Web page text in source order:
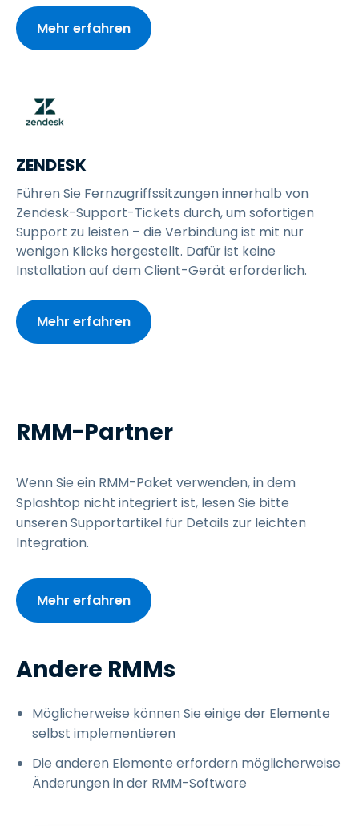
Mehr erfahren
ZENDESK
Führen Sie Fernzugriffssitzungen innerhalb von
Zendesk-Support-Tickets durch, um sofortigen
Support zu leisten – die Verbindung ist mit nur
wenigen Klicks hergestellt. Dafür ist keine
Installation auf dem Client-Gerät erforderlich.
Mehr erfahren
RMM-Partner
Wenn Sie ein RMM-Paket verwenden, in dem
Splashtop nicht integriert ist, lesen Sie bitte
unseren Supportartikel für Details zur leichten
Integration.
Mehr erfahren
Andere RMMs
Möglicherweise können Sie einige der Elemente
selbst implementieren
Die anderen Elemente erfordern möglicherweise
Änderungen in der RMM-Software